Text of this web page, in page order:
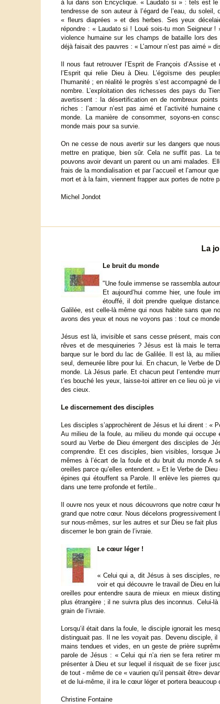
à lui dans son Encyclique. « Laudato si » : tels est
tendresse de son auteur à l’égard de l’eau, du
« fleurs diaprées » et des herbes. Ses yeux
répondre : « Laudato si ! Loué sois-tu mon Seigneur
violence humaine sur les champs de bataille lors
déjà faisait des pauvres : « L’amour n’est pas aimé »
Il nous faut retrouver l’Esprit de François d’Assise
l’Esprit qui relie Dieu à Dieu. L’égoïsme des
l’humanité ; en réalité le progrès s’est accompagné
nombre. L’exploitation des richesses des pays du
avertissent : la désertification en de nombreux
riches : l’amour n’est pas aimé et l’activité
monde. La manière de consommer, soyons-en
monde mais pour sa survie.
On ne cesse de nous avertir sur les dangers que
mettre en pratique, bien sûr. Cela ne suffit pas. La
pouvons avoir devant un parent ou un ami malades.
frais de la mondialisation et par l’accueil et l’amour
mort et à la faim, viennent frapper aux portes de notre
Michel Jondot
La
Le bruit du monde
"Une foule immense se rassembla
Et aujourd’hui comme hier, une foule
étouffé, il doit prendre quelque
Galilée, est celle-là même qui nous habite sans que
avons des yeux et nous ne voyons pas : tout ce
Jésus est là, invisible et sans cesse présent, mais
rêves et de mesquineries ? Jésus est là mais le
barque sur le bord du lac de Galilée. Il est là, au
seul, demeurée libre pour lui. En chacun, le Verbe de
monde. Là Jésus parle. Et chacun peut l’entendre
t’es bouché les yeux, laisse-toi attirer en ce lieu où je
des cieux.
Le discernement des disciples
Les disciples s’approchèrent de Jésus et lui dirent : «
Au milieu de la foule, au milieu du monde qui
sourd au Verbe de Dieu émergent des disciples de
comprendre. Et ces disciples, bien visibles, lorsque
mêmes à l’écart de la foule et du bruit du monde A
oreilles parce qu’elles entendent. » Et le Verbe de
épines qui étouffent sa Parole. Il enlève les pierres
dans une terre profonde et fertile..
Il ouvre nos yeux et nous découvrons que notre cœur
grand que notre cœur. Nous décelons
sur nous-mêmes, sur les autres et sur Dieu se fait
discerner le bon grain de l’ivraie.
Le cœur léger !
« Celui qui a, dit Jésus à ses disciples,
voir et qui découvre le travail de Dieu en
oreilles pour entendre saura de mieux en mieux
plus étrangère ; il ne suivra plus des inconnus. Celui-
grain de l’ivraie.
Lorsqu’il était dans la foule, le disciple ignorait les
distinguait pas. Il ne les voyait pas. Devenu disciple,
mains tendues et vides, en un geste de prière
parole de Jésus : « Celui qui n’a rien se fera retirer
présenter à Dieu et sur lequel il risquait de se fixer
de tout - même de ce « vaurien qu’il pensait être»
et de lui-même, il ira le cœur léger et portera beaucoup
Christine Fontaine